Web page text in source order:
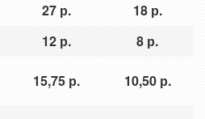
27 р.
18 р.
12 р.
8 р.
15,75 р. 10,50 р.